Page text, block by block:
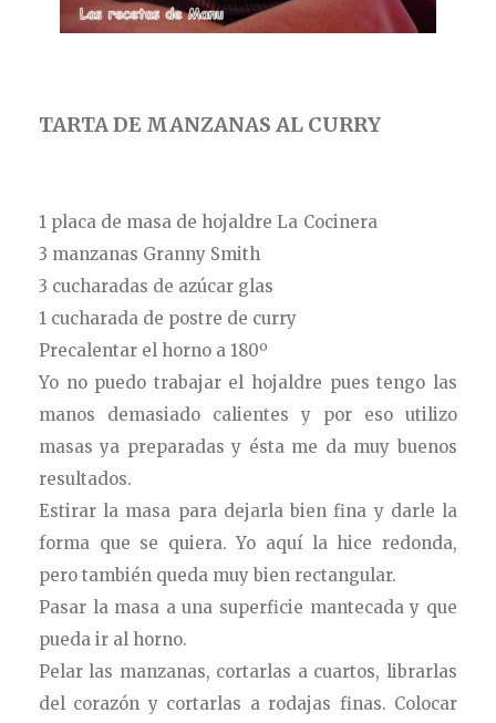
TARTA DE MANZANAS AL CURRY
1 placa de masa de hojaldre La Cocinera
3 manzanas Granny Smith
3 cucharadas de azúcar glas
1 cucharada de postre de curry
Precalentar el horno a 180º
Yo no puedo trabajar el hojaldre pues tengo las
manos demasiado calientes y por eso utilizo
masas ya preparadas y ésta me da muy buenos
resultados.
Estirar la masa para dejarla bien fina y darle la
forma que se quiera. Yo aquí la hice redonda,
pero también queda muy bien rectangular.
Pasar la masa a una superficie mantecada y que
pueda ir al horno.
Pelar las manzanas, cortarlas a cuartos, librarlas
del corazón y cortarlas a rodajas finas. Colocar